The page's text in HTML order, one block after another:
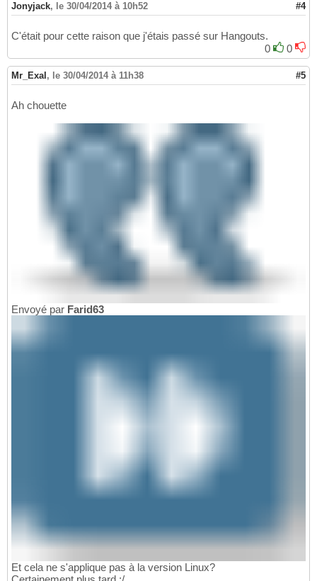
Jonyjack, le 30/04/2014 à 10h52 #4
C'était pour cette raison que j'étais passé sur Hangouts.
0
0
Mr_Exal , le 30/04/2014 à 11h38 #5
Ah chouette
Envoyé par Farid63
Et cela ne s'applique pas à la version Linux?